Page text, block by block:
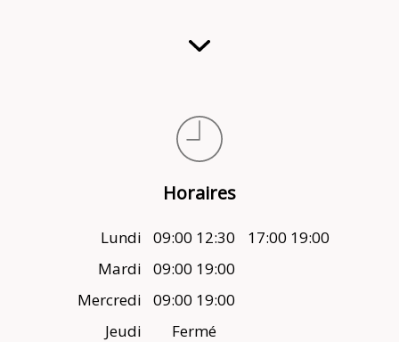
Horaires
Lundi 09:00 12:30
17:00 19:00
Mardi
09:00 19:00
Mercredi
09:00 19:00
Jeudi
Fermé